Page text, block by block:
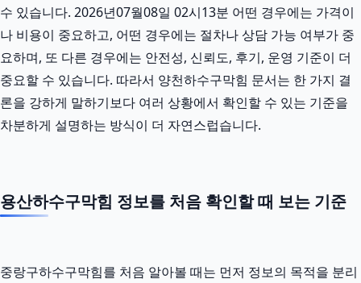
수 있습니다. 2026년07월08일 02시13분 어떤 경우에는 가격이
나 비용이 중요하고, 어떤 경우에는 절차나 상담 가능 여부가 중
요하며, 또 다른 경우에는 안전성, 신뢰도, 후기, 운영 기준이 더
중요할 수 있습니다. 따라서 양천하수구막힘 문서는 한 가지 결
론을 강하게 말하기보다 여러 상황에서 확인할 수 있는 기준을
차분하게 설명하는 방식이 더 자연스럽습니다.
용산하수구막힘 정보를 처음 확인할 때 보는 기준
중랑구하수구막힘를 처음 알아볼 때는 먼저 정보의 목적을 분리